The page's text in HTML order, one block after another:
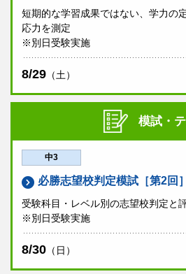
無料
持ち物
受験票、筆記用具、二次元コードシ
成績帳票
早稲田アカデミー
だけます。
早稲田アカデミーOnlineのアカウント
紙での成績帳票の返却はございません。
備考
5科目受験（英語・数学・国語
受験（英語・数学・国語）い
短期的な学習成果ではない、学力の
応力を測定
※別日受験実施
8/29 （土）
模試・
中3
必勝志望校判定模試［第2回］
受験科目・レベル別の志望校判定と
※別日受験実施
8/30 （日）